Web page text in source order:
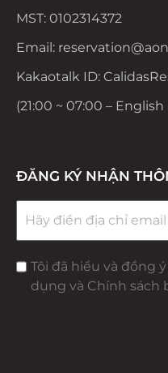
MST: 0102314372
Email:
Kakaotalk ID:
(21:00 ~ 07:00 –
ĐĂNG KÝ NHẬN
Tôi đã hiểu và đồng
dụng và Chính sách